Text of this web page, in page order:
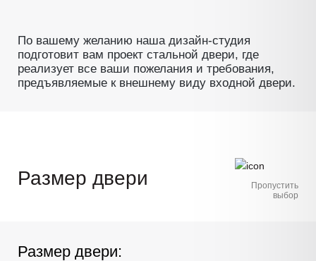
По вашему желанию наша дизайн-студия
подготовит вам проект стальной двери, где
реализует все ваши пожелания и требования,
предъявляемые к внешнему виду входной двери.
Размер двери
Пропустить
выбор
Размер двери: